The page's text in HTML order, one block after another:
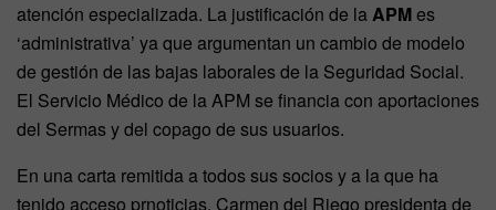
atención especializada. La justificación de laAPMes
‘administrativa’ ya que argumentan un cambio de modelo
de gestión de las bajas laborales de la Seguridad Social.
El Servicio Médico de la APM se financia con aportaciones
del Sermas y del copago de sus usuarios.
En una carta remitida a todos sus socios y a la que ha
tenido acceso prnoticias, Carmen del Riego presidenta de